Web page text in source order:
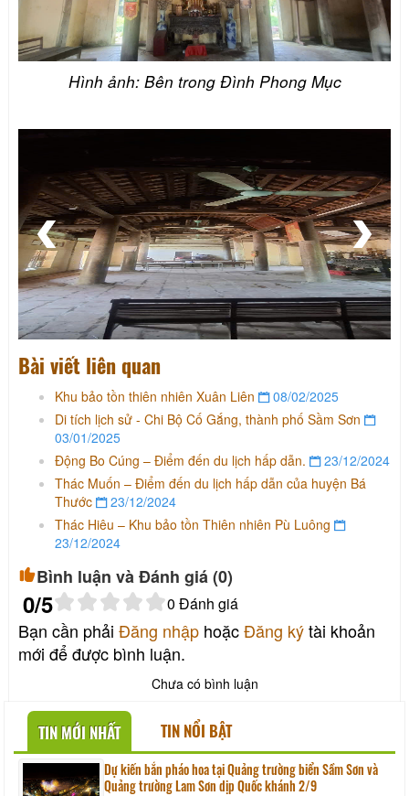
Hình ảnh: Bên trong Đình Phong Mục
Bài viết liên quan
Khu bảo tồn thiên nhiên Xuân Liên
08/02/2025
Di tích lịch sử - Chi Bộ Cố Gắng, thành phố Sầm Sơn
03/01/2025
Động Bo Cúng – Điểm đến du lịch hấp dẫn.
23/12/2024
Thác Muốn – Điểm đến du lịch hấp dẫn của huyện Bá
Thước
23/12/2024
Thác Hiêu – Khu bảo tồn Thiên nhiên Pù Luông
23/12/2024
Bình luận và Đánh giá (0)
0/5 0 Đánh giá
Bạn cần phải Đăng nhập hoặcĐăng kýtài khoản
mới để được bình luận.
Chưa có bình luận
TIN MỚI NHẤT TIN NỔI BẬT
Dự kiến bắn pháo hoa tại Quảng trường biển Sầm Sơn và
Quảng trường Lam Sơn dịp Quốc khánh 2/9